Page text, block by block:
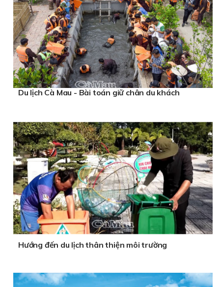
Du lịch Cà Mau - Bài toán giữ chân du khách
Hướng đến du lịch thân thiện môi trường